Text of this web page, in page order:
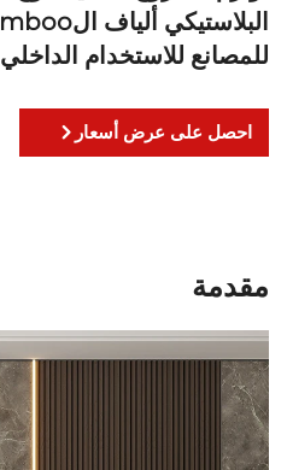
للمصانع للاستخدام الداخلي
احصل على عرض أسعار
مقدمة